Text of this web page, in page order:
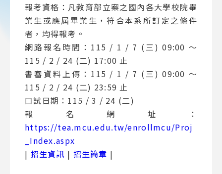
報考資格：凡教育部立案之國內各大學校院畢
業生或應屆畢業生，符合本系所訂定之條件
者，均得報考。
網路報名時間：115 / 1 / 7 (三) 09:00 ～
115 / 2 / 24 (二) 17:00 止
書審資料上傳：115 / 1 / 7 (三) 09:00 ～
115 / 2 / 24 (二) 23:59 止
口試日期：115 / 3 / 24 (二)
報名網址：
https://tea.mcu.edu.tw/enrollmcu/Proj
_Index.aspx
| 招生資訊 | 招生簡章 |